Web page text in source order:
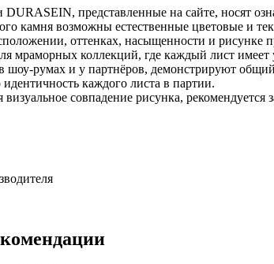
представленные на сайте, носят
камня возможны естественные цветовые и
оттенках, насыщенности и
мраморных коллекций, где каждый лист
шоу-румах и у партнёров, демонстрируют общий
каждого листа в партии.
визуальное совпадение рисунка,